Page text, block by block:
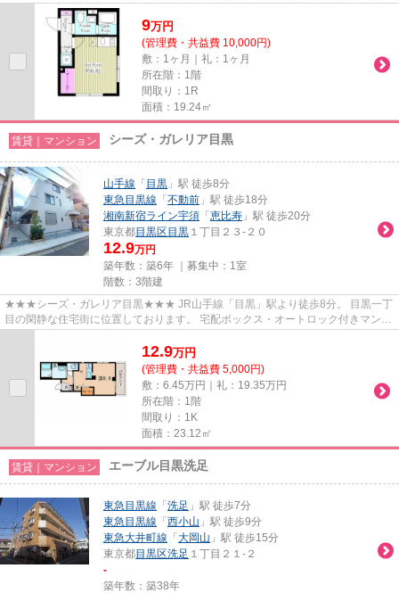
０年完成の築浅マンション。 住んだ...
9万円
(管理費・共益費 10,000円)
敷：1ヶ月｜礼：1ヶ月
所在階：1階
間取り：1R
面積：19.24㎡
賃貸｜マンション シーズ・ガレリア目黒
山手線 「 目黒 」駅 徒歩8分
東急目黒線 「 不動前 」駅 徒歩18分
湘南新宿ライン宇須 「 恵比寿 」駅 徒歩20分
東京都目黒区 目黒 １丁目２３-２０
12.9万円
築年数：築6年 ｜募集中： 1室
階数：3階建
★★★シーズ・ガレリア目黒★★★ JR山手線「目黒」駅より徒歩8分。 目黒一丁
目の閑静な住宅街に位置しております。 宅配ボックス・オートロック付きマンシ
12.9万円
(管理費・共益費 5,000円)
敷：6.45万円｜礼：19.35万円
所在階：1階
間取り：1K
面積：23.12㎡
賃貸｜マンション エーブル目黒洗足
東急目黒線 「 洗足 」駅 徒歩7分
東急目黒線 「 西小山 」駅 徒歩9分
東急大井町線 「 大岡山 」駅 徒歩15分
東京都目黒区洗足 １丁目２１-２
-
築年数：築38年